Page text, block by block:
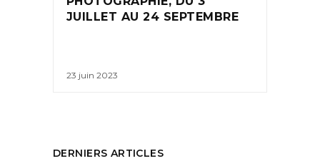
JUILLET AU 24 SEPTEMBRE
23 juin 2023
DERNIERS ARTICLES